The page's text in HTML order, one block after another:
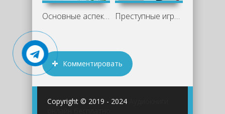
Основные аспекты романа «Казачий крест» Преступные игры гения - Галина Романова
Комментировать
Copyright © 2019 - 2024